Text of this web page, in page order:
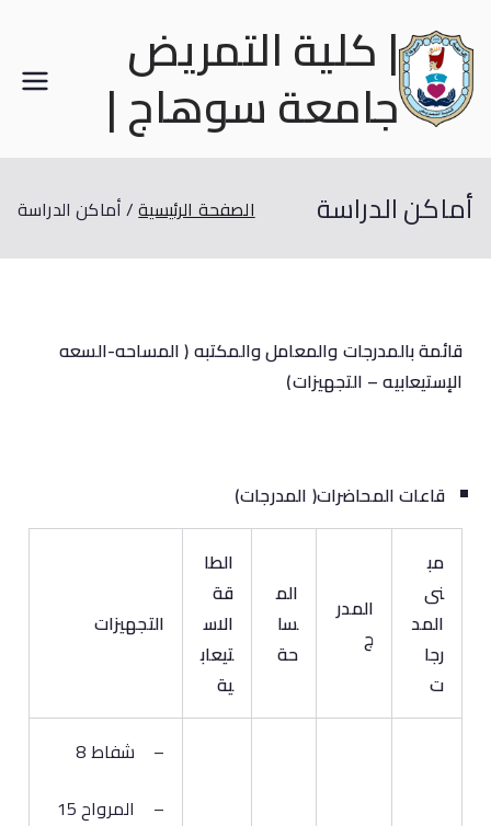
| كلية التمريض
جامعة سوهاج |
أماكن الدراسة الصفحة الرئيسية أماكن الدراسة
قائمة بالمدرجات والمعامل والمكتبه ( المساحه-السعه
الإستيعابيه – التجهيزات)
قاعات المحاضرات( المدرجات)
مب
نى
المد
رجا
ت
المدر
ج
الم
سا
حة
الطا
قة
الاس
تيعاب
ية
التجهيزات
– شفاط 8
– المرواح 15